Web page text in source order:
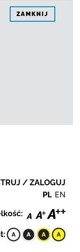
ZAMKNIJ
/ ZALOGUJ
PL EN